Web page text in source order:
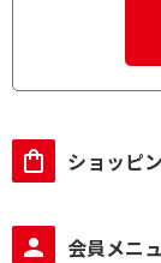
ショッピ
会員メニ